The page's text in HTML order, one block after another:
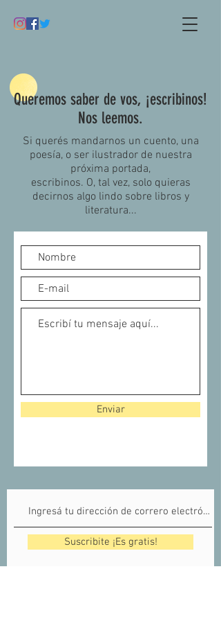
Queremos saber de vos, ¡escribinos!
Nos leemos.
Si querés mandarnos un cuento, una
poesía, o ser ilustrador de nuestra
próxima portada,
escribinos. O, tal vez, solo quieras
decirnos algo lindo sobre libros y
literatura...
Enviar
Suscribite ¡Es gratis!